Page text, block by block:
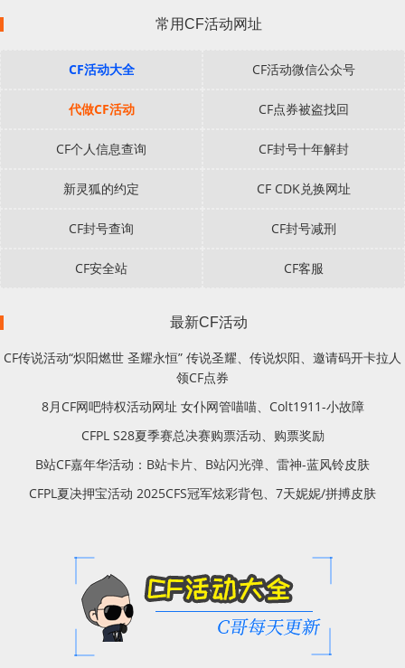
常用CF活动网址
CF活动大全 CF活动微信公众号
代做CF活动 CF点券被盗找回
CF个人信息查询 CF封号十年解封
新灵狐的约定 CF CDK兑换网址
CF封号查询 CF封号减刑
CF安全站 CF客服
最新CF活动
CF传说活动“炽阳燃世 圣耀永恒” 传说圣耀、传说炽阳、邀请码开卡拉人
领CF点券
8月CF网吧特权活动网址 女仆网管喵喵、Colt1911-小故障
CFPL S28夏季赛总决赛购票活动、购票奖励
B站CF嘉年华活动：B站卡片、B站闪光弹、雷神-蓝风铃皮肤
CFPL夏决押宝活动 2025CFS冠军炫彩背包、7天妮妮/拼搏皮肤